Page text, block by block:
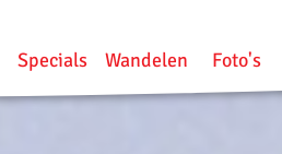
Specials Wandelen Foto's